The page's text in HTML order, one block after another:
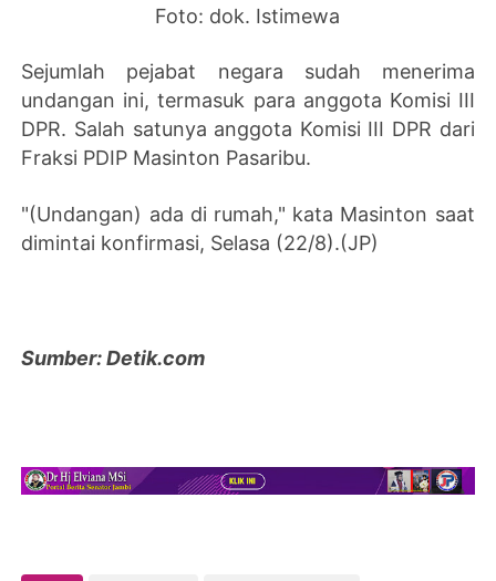
Foto: dok. Istimewa
Sejumlah pejabat negara sudah menerima
undangan ini, termasuk para anggota Komisi III
DPR. Salah satunya anggota Komisi III DPR dari
Fraksi PDIP Masinton Pasaribu.
"(Undangan) ada di rumah," kata Masinton saat
dimintai konfirmasi, Selasa (22/8).(JP)
Sumber: Detik.com